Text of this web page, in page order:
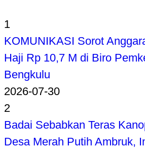
1
KOMUNIKASI Sorot
Haji Rp 10,7 M di Biro
Bengkulu
2026-07-30
2
Badai Sebabkan Teras
Desa Merah Putih Ambruk,